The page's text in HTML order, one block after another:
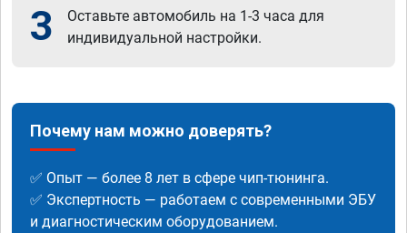
3
Оставьте автомобиль на 1-3 часа для
индивидуальной настройки.
Почему нам можно доверять?
✅ Опыт — более 8 лет в сфере чип-тюнинга.
✅ Экспертность — работаем с современными ЭБУ
и диагностическим оборудованием.